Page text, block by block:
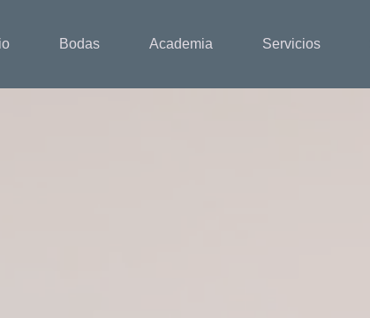
Bodas Academia Servicios